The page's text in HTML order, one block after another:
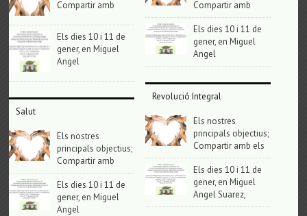
Compartir amb
Els dies 10 i 11 de
gener, en Miguel
Angel
Salut
Els nostres
principals objectius;
Compartir amb
Els dies 10 i 11 de
gener, en Miguel
Angel
Compartir amb
Els dies 10 i 11 de
gener, en Miguel
Angel
Revolució Integral
Els nostres
principals objectius;
Compartir amb els
Els dies 10 i 11 de
gener, en Miguel
Angel Suarez,